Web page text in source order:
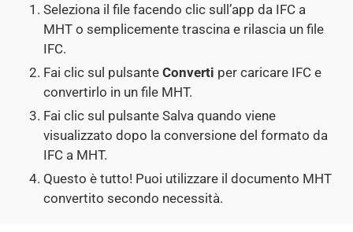
Seleziona il file facendo clic sull’app da IFC a
MHT o semplicemente trascina e rilascia un file
IFC.
Fai clic sul pulsante Converti per caricare IFC e
convertirlo in un file MHT.
Fai clic sul pulsante Salva quando viene
visualizzato dopo la conversione del formato da
IFC a MHT.
Questo è tutto! Puoi utilizzare il documento MHT
convertito secondo necessità.